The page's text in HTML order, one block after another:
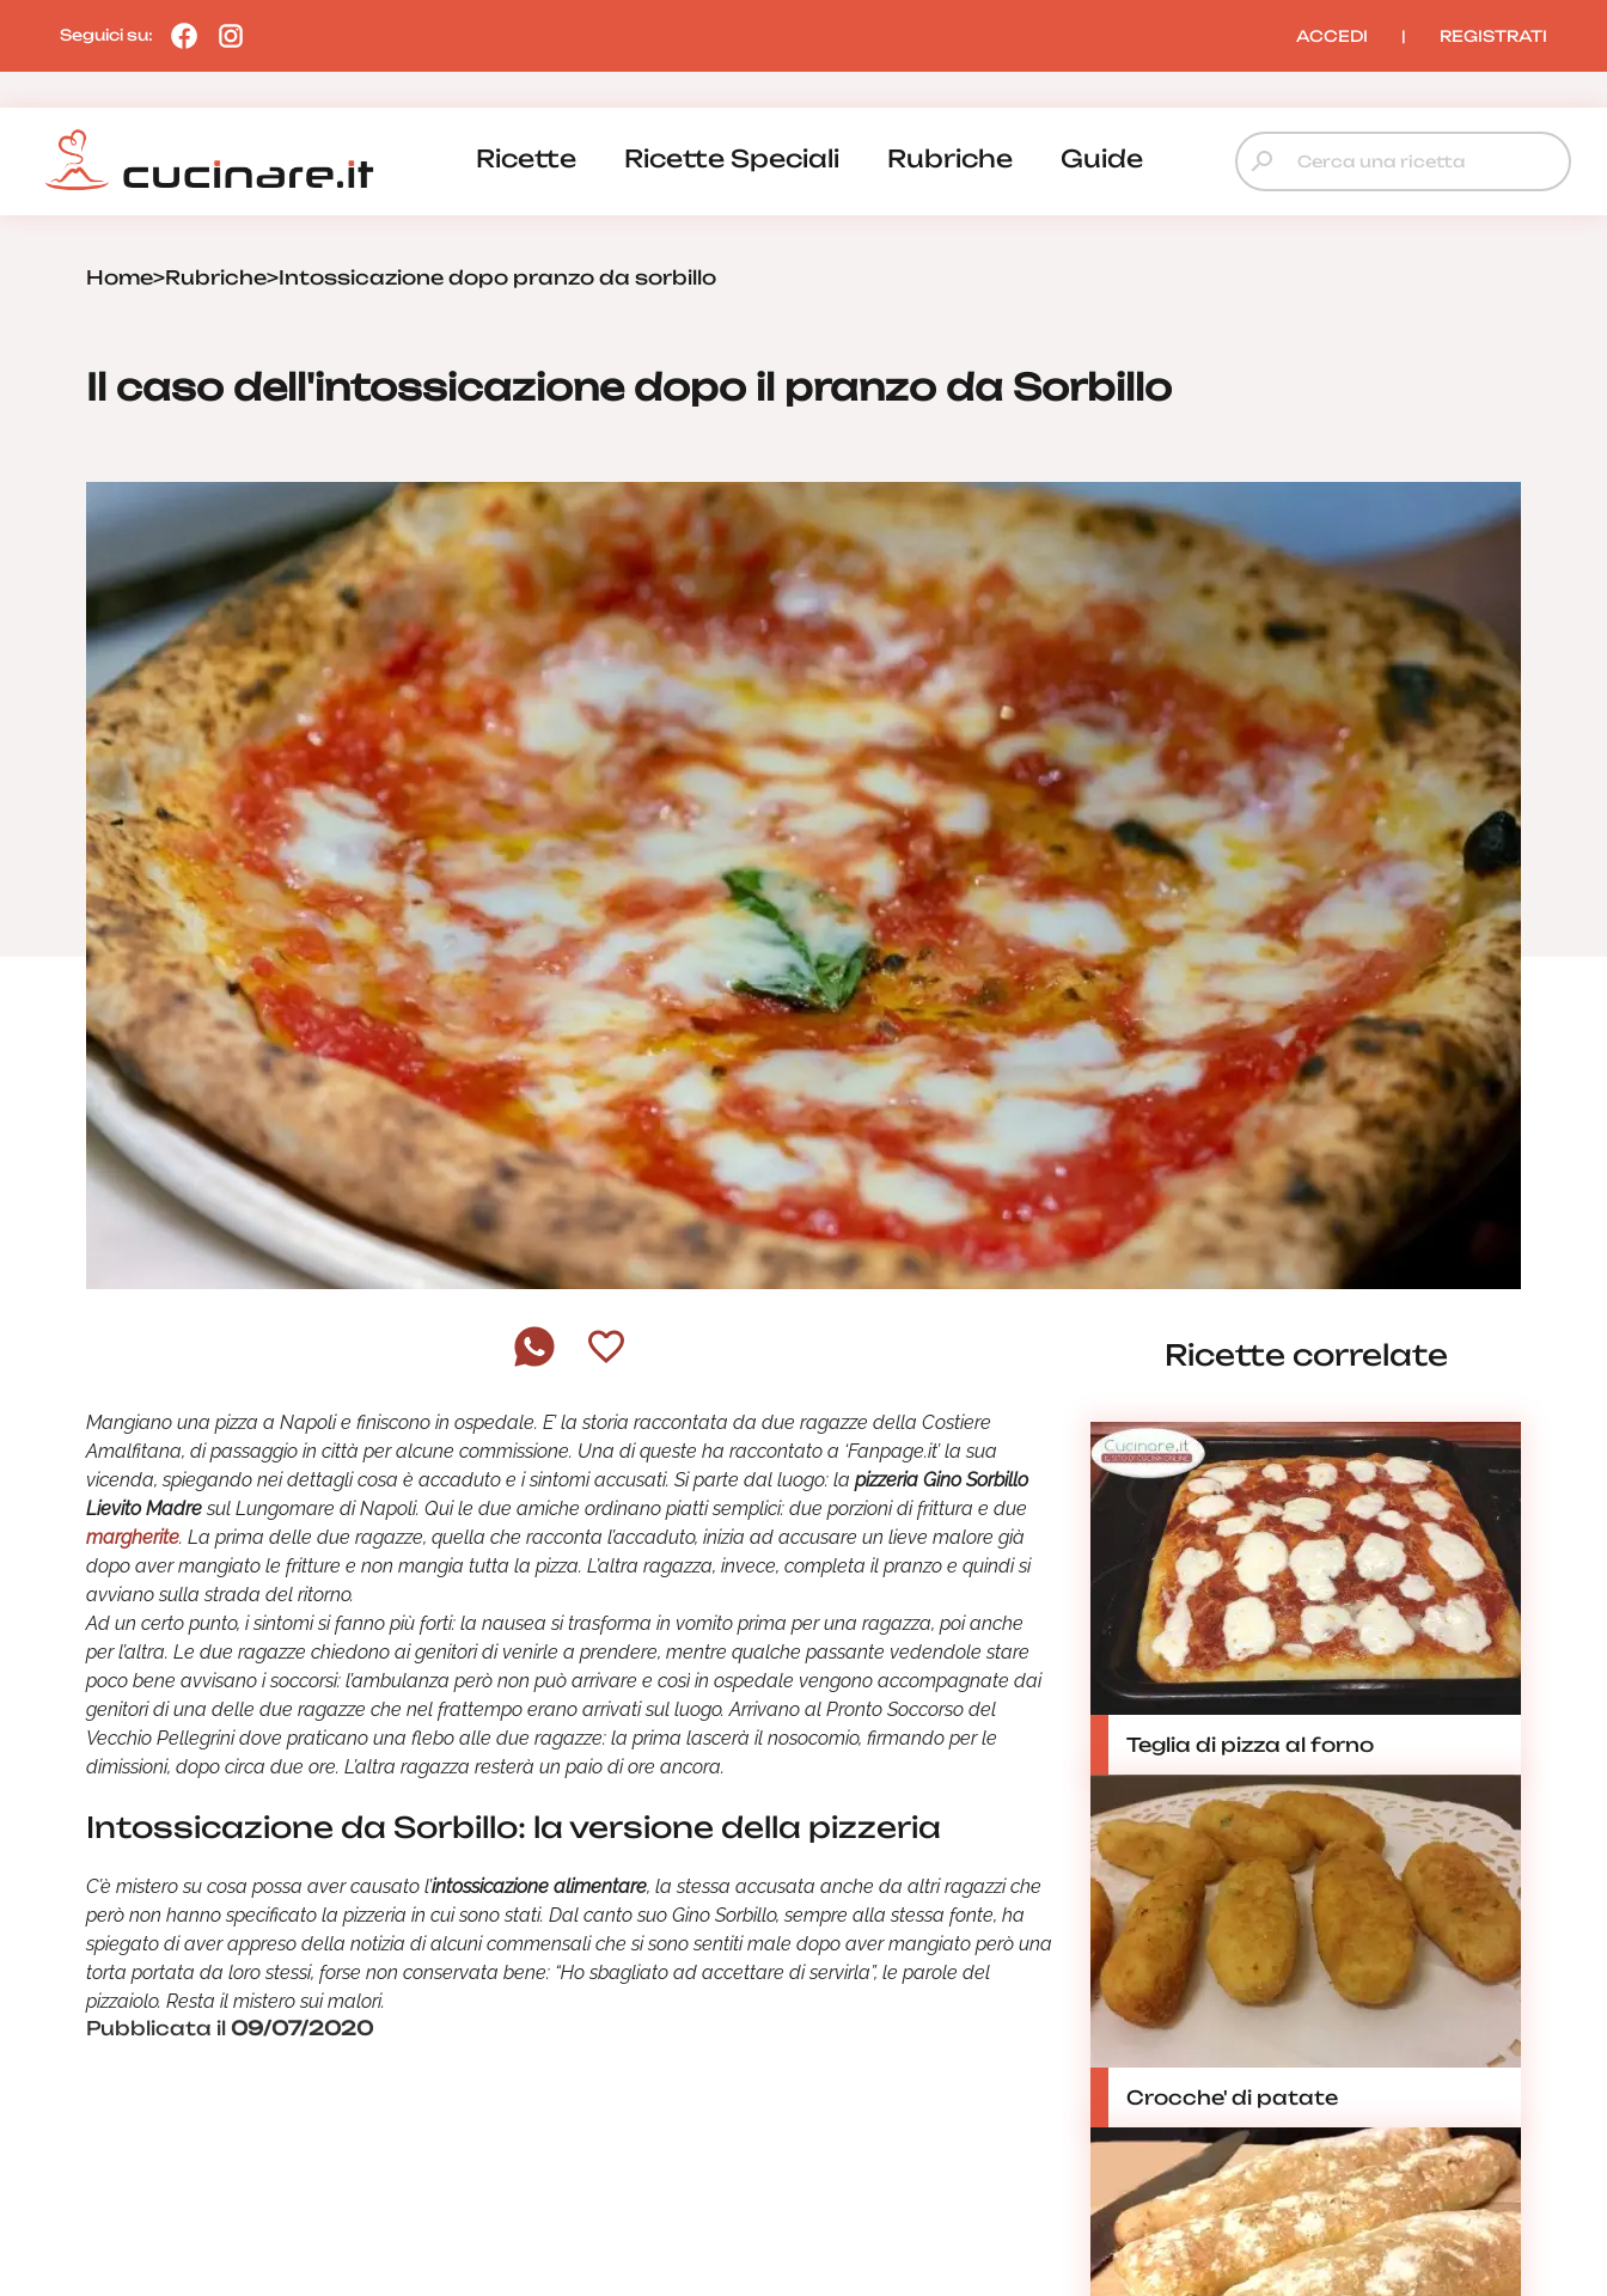
Seguici su: ACCEDI | REGISTRATI
Ricette Ricette Speciali Rubriche Guide
Home>Rubriche>Intossicazione dopo pranzo da sorbillo
Il caso dell'intossicazione dopo il pranzo da Sorbillo
Mangiano una pizza a Napoli e finiscono in ospedale. E’ la storia raccontata da due ragazze della Costiere
Amalfitana, di passaggio in città per alcune commissione. Una di queste ha raccontato a ‘Fanpage.it’ la sua
vicenda, spiegando nei dettagli cosa è accaduto e i sintomi accusati. Si parte dal luogo: la pizzeria Gino Sorbillo
Lievito Madresul Lungomare di Napoli. Qui le due amiche ordinano piatti semplici: due porzioni di frittura e due
margherite. La prima delle due ragazze, quella che racconta l’accaduto, inizia ad accusare un lieve malore già
dopo aver mangiato le fritture e non mangia tutta la pizza. L’altra ragazza, invece, completa il pranzo e quindi si
avviano sulla strada del ritorno.
Ad un certo punto, i sintomi si fanno più forti: la nausea si trasforma in vomito prima per una ragazza, poi anche
per l’altra. Le due ragazze chiedono ai genitori di venirle a prendere, mentre qualche passante vedendole stare
poco bene avvisano i soccorsi: l’ambulanza però non può arrivare e così in ospedale vengono accompagnate dai
genitori di una delle due ragazze che nel frattempo erano arrivati sul luogo. Arrivano al Pronto Soccorso del
Vecchio Pellegrini dove praticano una flebo alle due ragazze: la prima lascerà il nosocomio, firmando per le
dimissioni, dopo circa due ore. L’altra ragazza resterà un paio di ore ancora.
Intossicazione da Sorbillo: la versione della pizzeria
C’è mistero su cosa possa aver causato l’intossicazione alimentare, la stessa accusata anche da altri ragazzi che
però non hanno specificato la pizzeria in cui sono stati. Dal canto suo Gino Sorbillo, sempre alla stessa fonte, ha
spiegato di aver appreso della notizia di alcuni commensali che si sono sentiti male dopo aver mangiato però una
torta portata da loro stessi, forse non conservata bene: “Ho sbagliato ad accettare di servirla”, le parole del
pizzaiolo. Resta il mistero sui malori.
Pubblicata il 09/07/2020
Ricette correlate
Teglia di pizza al forno
Crocche' di patate